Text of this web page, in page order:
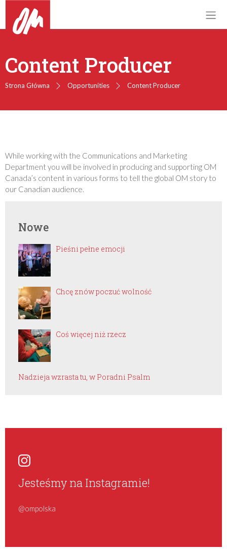
Content Producer
Strona Główna Opportunities Content Producer
While working with the Communications and Marketing
Department you will be involved in producing and supporting OM
Canada’s content in various forms to tell the global OM story to
our Canadian audience.
Nowe
Pieśni pełne emocji
Chcę znów poczuć wolność
Coś więcej niż rzecz
Nadzieja wzrasta tu, w Poradni Psalm
Jesteśmy na Instagramie!
@ompolska